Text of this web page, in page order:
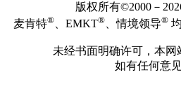
版权所有©2000－
麦肯特® 、EMKT® 、情境领导®
未经书面明确许可，本
如有任何意